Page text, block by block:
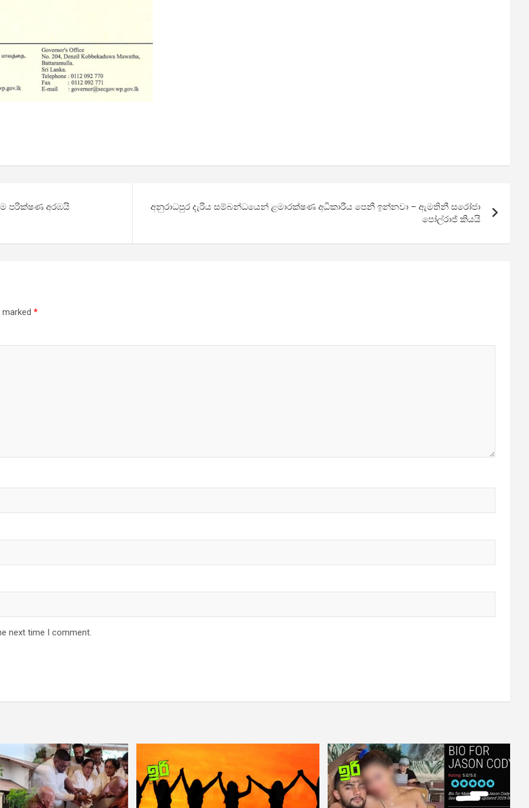
පරික්ෂණ අරඹයි
අනුරාධපුර දැරිය සම්බන්ධයෙන් ළමාරක්ෂණ අධිකාරීය පෙනී ඉන්නවා – ඇමතිනී සරෝජා
පෝල්රාජ් කියයි
marked *
next time I comment.